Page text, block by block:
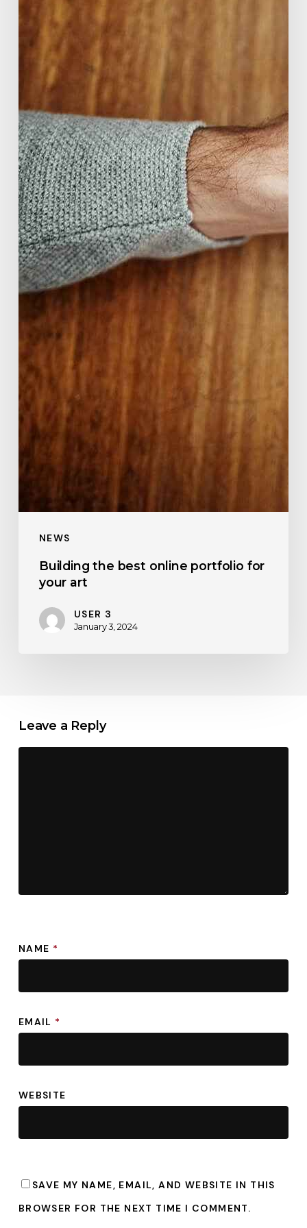
NEWS
Building the best online portfolio for
your art
USER 3
January 3, 2024
Leave a Reply
NAME *
EMAIL *
WEBSITE
SAVE MY NAME, EMAIL, AND WEBSITE IN THIS
BROWSER FOR THE NEXT TIME I COMMENT.